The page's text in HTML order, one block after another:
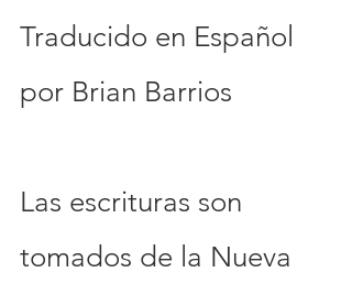
Traducido en Español
por Brian Barrios
Las escrituras son
tomados de la Nueva